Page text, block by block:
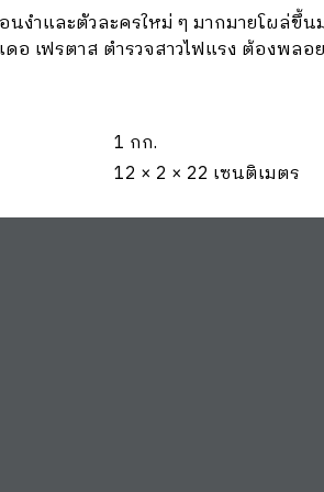
งำและตัวละครใหม่ ๆ มากมายโผล่ขึ้
เฟรตาส ตำรวจสาวไฟแรง ต้องพล
1 กก.
12 × 2 × 22 เซนติเมตร